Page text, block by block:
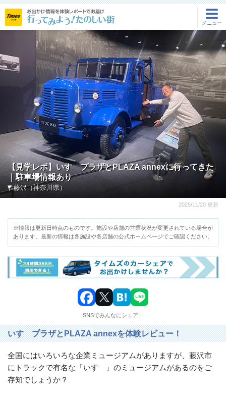
メニュー
【見学レポ】いすゞプラザとPLAZA annexに行ってきた
｜駐車場情報あり
藤沢（神奈川県）
2025/11/20 更新
※情報は更新日時点のものです。施設や店舗の営業状況が変更されている場合が
あります。最新の情報は各施設や各店舗の公式ホームページでご確認ください。
SNSでみんなにシェア！
いすゞプラザとPLAZA annexを体験レビュー！
全国にはいろいろな企業ミュージアムがありますが、藤沢市
にトラックで有名な「いすゞ」のミュージアムがあるのをご
存知でしょうか？
メ
ュ
閉じ
る
プ
ペ
集
覧
北
海
北
越
東
海